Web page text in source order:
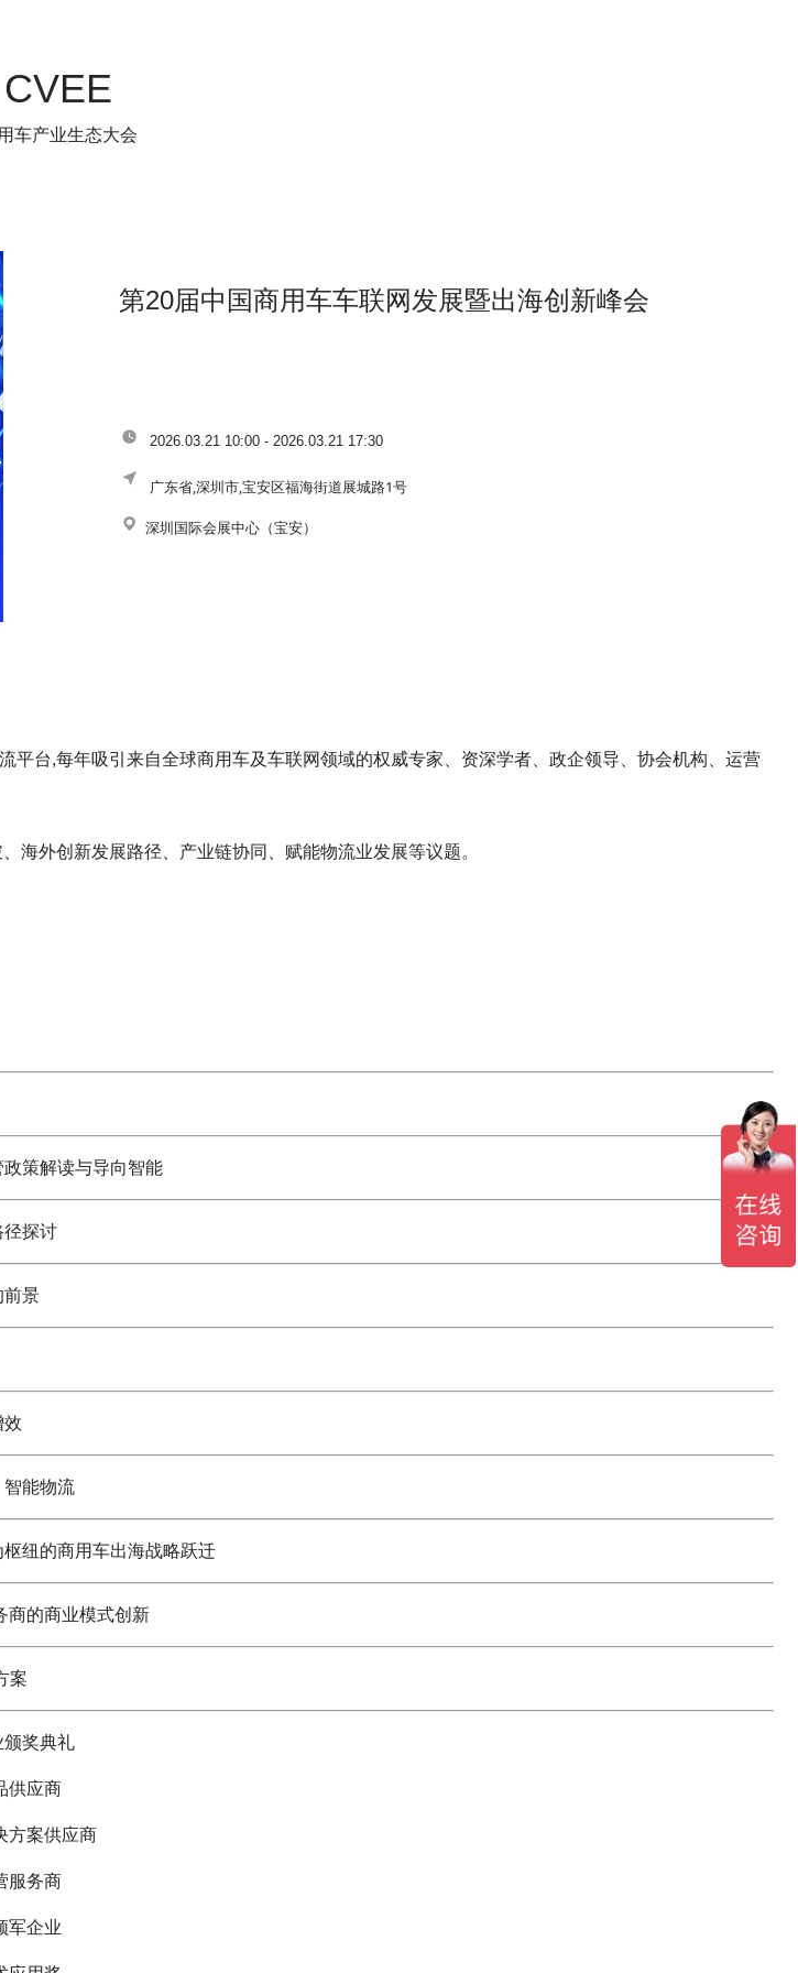
CVEE
车产业生态大会
第20届中国商用车车联网发展暨出海创新峰会
2026.03.21 10:00 - 2026.03.21 17:30
广东省,深圳市,宝安区福海街道展城路1号
深圳国际会展中心（宝安）
台,每年吸引来自全球商用车及车联网领域的权威专家、资深学者、政企领导、协会机构、运营
海外创新发展路径、产业链协同、赋能物流业发展等议题。
策解读与导向智能
径探讨
前景
效
智能物流
纽的商用车出海战略跃迁
商的商业模式创新
案
颁奖典礼
商
应商
商
业